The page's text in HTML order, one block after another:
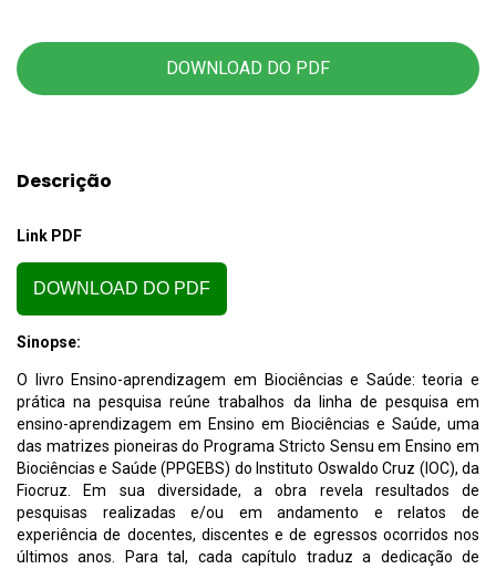
DOWNLOAD DO PDF
Descrição
Link PDF
DOWNLOAD DO PDF
Sinopse:
O livro Ensino-aprendizagem em Biociências e Saúde: teoria e
prática na pesquisa reúne trabalhos da linha de pesquisa em
ensino-aprendizagem em Ensino em Biociências e Saúde, uma
das matrizes pioneiras do Programa Stricto Sensu em Ensino em
Biociências e Saúde (PPGEBS) do Instituto Oswaldo Cruz (IOC), da
Fiocruz. Em sua diversidade, a obra revela resultados de
pesquisas realizadas e/ou em andamento e relatos de
experiência de docentes, discentes e de egressos ocorridos nos
últimos anos. Para tal, cada capítulo traduz a dedicação de